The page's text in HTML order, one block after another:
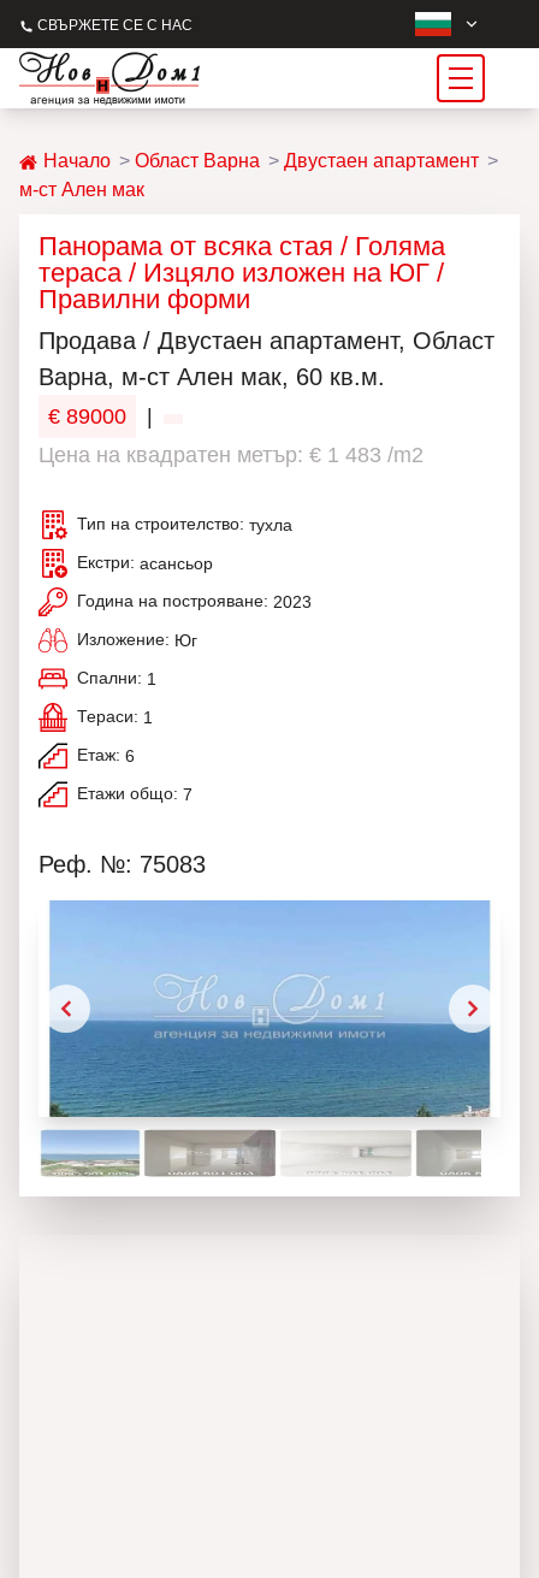
СВЪРЖЕТЕ СЕ С НАС
Начало Област Варна
Двустаен апартамент
м-ст Ален мак
Панорама от всяка стая / Голяма
тераса / Изцяло изложен на ЮГ /
Правилни форми
Продава / Двустаен апартамент, Област
Варна, м-ст Ален мак, 60 кв.м.
€ 89000
Цена на квадратен метър: € 1 483 /m2
Тип на строителство: тухла
Екстри: асансьор
Година на построяване: 2023
Изложение: Юг
Спални: 1
Тераси: 1
Етаж: 6
Етажи общо: 7
Реф. №: 75083